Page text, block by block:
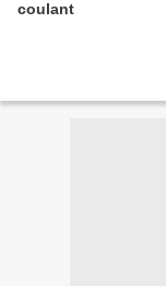
coulant